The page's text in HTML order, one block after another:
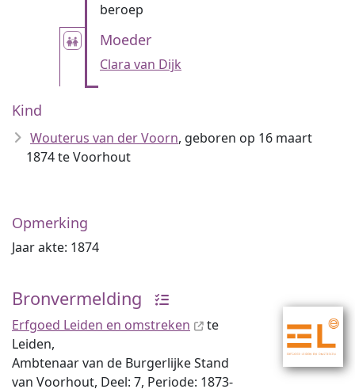
beroep
Moeder
Clara van Dijk
Kind
Wouterus van der Voorn, geboren op 16 maart
1874 te Voorhout
Opmerking
Jaar akte: 1874
Bronvermelding
Erfgoed Leiden en omstreken
te
Leiden,
Ambtenaar van de Burgerlijke Stand
van Voorhout, Deel: 7, Periode: 1873-